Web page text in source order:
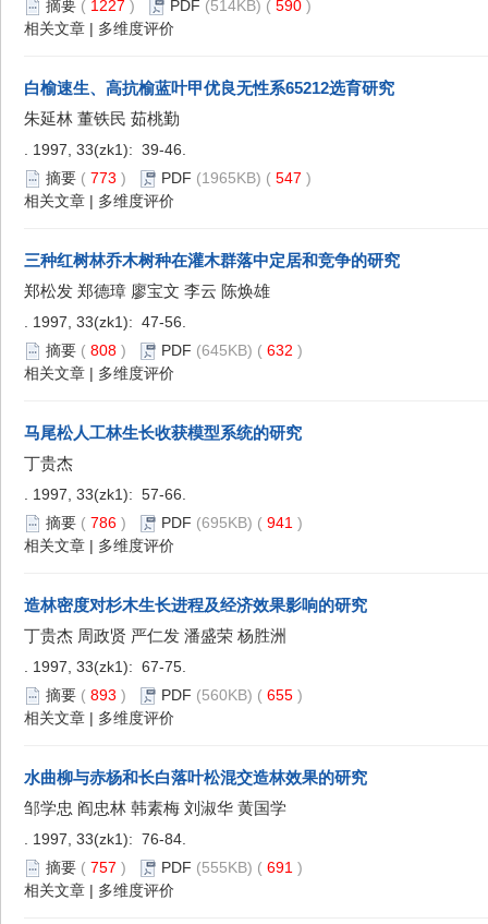
摘要 ( 1227 ) PDF (514KB) ( 590 )
相关文章 | 多维度评价
白榆速生、高抗榆蓝叶甲优良无性系65212选育研究
朱延林 董铁民 茹桃勤
. 1997, 33(zk1): 39-46.
摘要 ( 773 ) PDF (1965KB) ( 547 )
相关文章 | 多维度评价
三种红树林乔木树种在灌木群落中定居和竞争的研究
郑松发 郑德璋 廖宝文 李云 陈焕雄
. 1997, 33(zk1): 47-56.
摘要 ( 808 ) PDF (645KB) ( 632 )
相关文章 | 多维度评价
马尾松人工林生长收获模型系统的研究
丁贵杰
. 1997, 33(zk1): 57-66.
摘要 ( 786 ) PDF (695KB) ( 941 )
相关文章 | 多维度评价
造林密度对杉木生长进程及经济效果影响的研究
丁贵杰 周政贤 严仁发 潘盛荣 杨胜洲
. 1997, 33(zk1): 67-75.
摘要 ( 893 ) PDF (560KB) ( 655 )
相关文章 | 多维度评价
水曲柳与赤杨和长白落叶松混交造林效果的研究
邹学忠 阎忠林 韩素梅 刘淑华 黄国学
. 1997, 33(zk1): 76-84.
摘要 ( 757 ) PDF (555KB) ( 691 )
相关文章 | 多维度评价